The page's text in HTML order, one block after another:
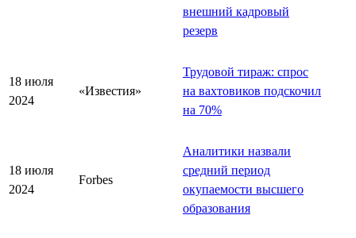
внешний кадровый
резерв
18 июля
2024
«Известия»
Трудовой тираж: спрос
на вахтовиков подскочил
на 70%
18 июля
2024
Forbes
Аналитики назвали
средний период
окупаемости высшего
образования